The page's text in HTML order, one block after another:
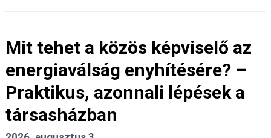
Mit tehet a közös képviselő az
energiaválság enyhítésére? –
Praktikus, azonnali lépések a
társasházban